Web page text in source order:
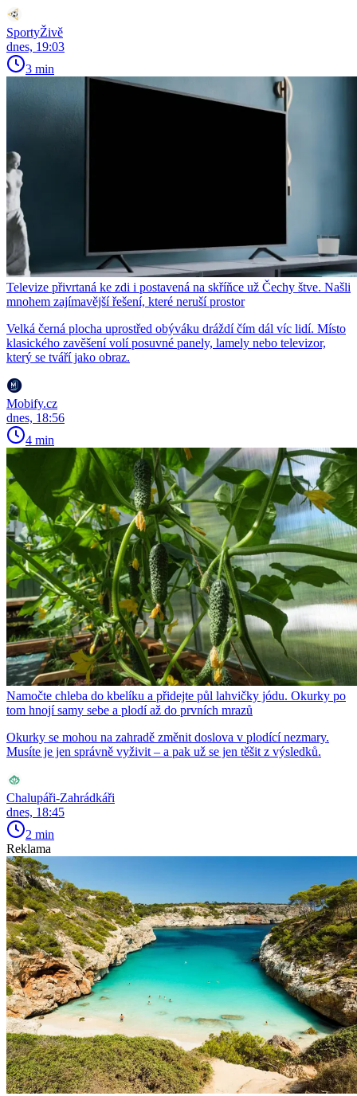
SportyŽivě
dnes, 19:03
3 min
Televize přivrtaná ke zdi i postavená na skříňce už Čechy štve. Našli
mnohem zajímavější řešení, které neruší prostor
Velká černá plocha uprostřed obýváku dráždí čím dál víc lidí. Místo
klasického zavěšení volí posuvné panely, lamely nebo televizor,
který se tváří jako obraz.
Mobify.cz
dnes, 18:56
4 min
Namočte chleba do kbelíku a přidejte půl lahvičky jódu. Okurky po
tom hnojí samy sebe a plodí až do prvních mrazů
Okurky se mohou na zahradě změnit doslova v plodící nezmary.
Musíte je jen správně vyživit – a pak už se jen těšit z výsledků.
Chalupáři-Zahrádkáři
dnes, 18:45
2 min
Reklama